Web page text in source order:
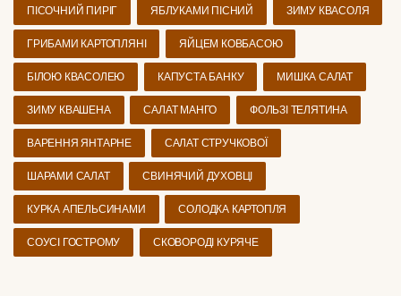
ПІСОЧНИЙ ПИРІГ ЯБЛУКАМИ ПІСНИЙ ЗИМУ КВАСОЛЯ
ГРИБАМИ КАРТОПЛЯНІ ЯЙЦЕМ КОВБАСОЮ
БІЛОЮ КВАСОЛЕЮ КАПУСТА БАНКУ МИШКА САЛАТ
ЗИМУ КВАШЕНА САЛАТ МАНГО ФОЛЬЗІ ТЕЛЯТИНА
ВАРЕННЯ ЯНТАРНЕ САЛАТ СТРУЧКОВОЇ
ШАРАМИ САЛАТ СВИНЯЧИЙ ДУХОВЦІ
КУРКА АПЕЛЬСИНАМИ СОЛОДКА КАРТОПЛЯ
СОУСІ ГОСТРОМУ СКОВОРОДІ КУРЯЧЕ